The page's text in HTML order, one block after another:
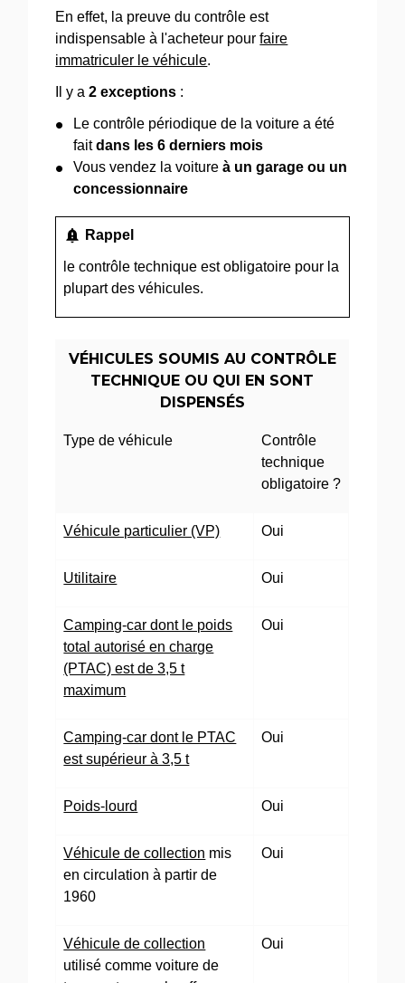
En effet, la preuve du contrôle est
indispensable à l'acheteur pourfaire
immatriculer le véhicule.
Il y a2 exceptions :
Le contrôle périodique de la voiture a été
faitdans les 6 derniers mois
Vous vendez la voitureà un garage ou un
concessionnaire
notification_important Rappel
le contrôle technique est obligatoire pour la
plupart des véhicules.
VÉHICULES SOUMIS AU CONTRÔLE
TECHNIQUE OU QUI EN SONT
DISPENSÉS
Type de véhicule
Contrôle
technique
obligatoire ?
Véhicule particulier (VP) Oui
Utilitaire Oui
Camping-car dont le poids
total autorisé en charge
(PTAC) est de 3,5 t
maximum
Oui
Camping-car dont le PTAC
est supérieur à 3,5 t
Oui
Poids-lourd Oui
Véhicule de collection mis
en circulation à partir de
1960
Oui
Véhicule de collection
utilisé comme voiture de
Oui